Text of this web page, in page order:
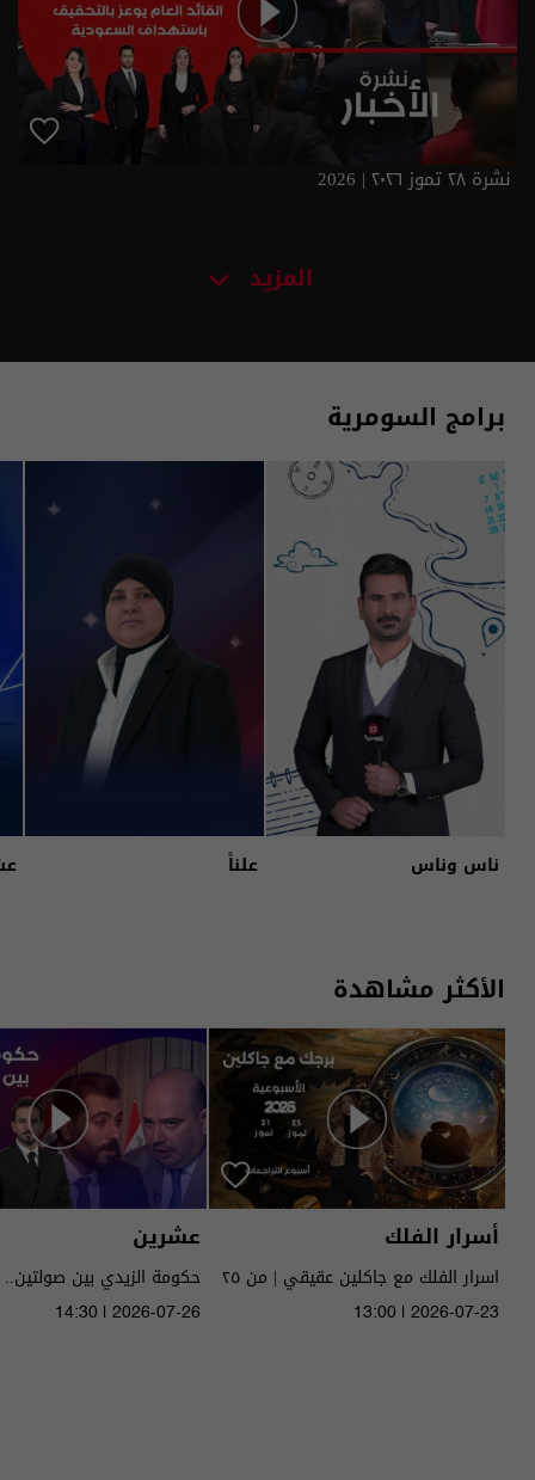
نشرة ٢٨ تموز ٢٠٢٦ | 2026
المزيد
برامج السومرية
ناس وناس علناً
الأكثر مشاهدة
أسرار الفلك
اسرار الفلك مع جاكلين عقيقي | من ٢٥
الى ٣١ تموز ٢٠٢٦ | 2026
13:00 | 2026-07-23
عشرين
حكومة الزيدي بين
14:30 | 2026-07-26